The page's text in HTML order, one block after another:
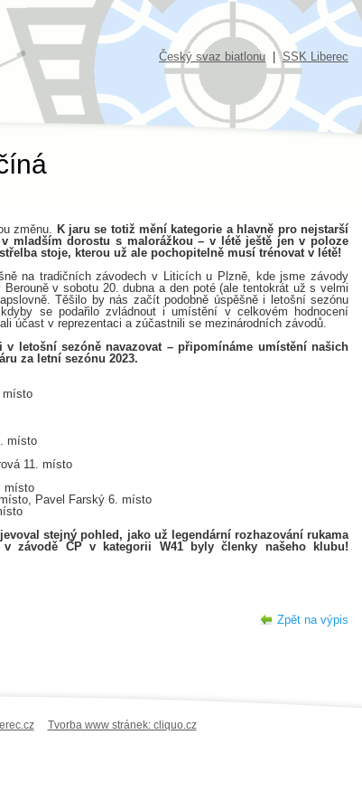
Český svaz biatlonu |SSK Liberec
změnu. K jaru se totiž mění kategorie a hlavně pro nejstarší
mladším dorostu s malorážkou – v létě ještě jen v poloze
stoje, kterou už ale pochopitelně musí trénovat v létě!
na tradičních závodech v Liticích u Plzně, kde jsme závody
v sobotu 20. dubna a den poté (ale tentokrát už s velmi
Těšilo by nás začít podobně úspěšně i letošní sezónu
se podařilo zvládnout i umístění v celkovém hodnocení
účast v reprezentaci a zúčastnili se mezinárodních závodů.
letošní sezóně navazovat – připomínáme umístění našich
za letní sezónu 2023.
místo
místo
11. místo
místo
Pavel Farský 6. místo
stejný pohled, jako už legendární rozhazování rukama
závodě ČP v kategorii W41 byly členky našeho klubu!
Zpět na výpis
Tvorba www stránek: cliquo.cz